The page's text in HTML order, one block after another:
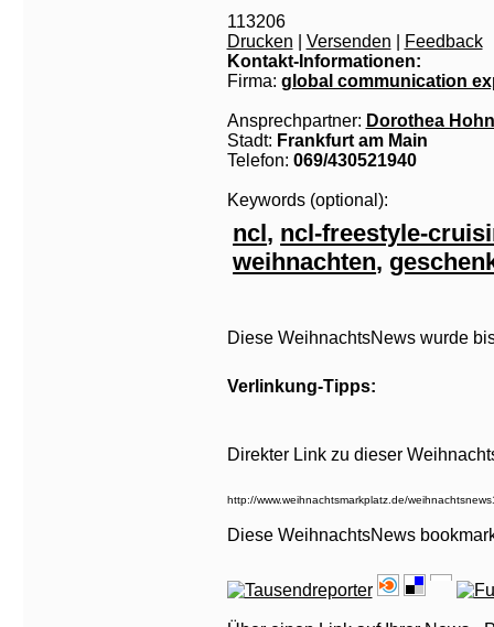
113206
Drucken
Versenden
Feedback
Kontakt-Informationen:
Firma: global communication
Ansprechpartner: Dorothea Hohn
Stadt: Frankfurt am Main
Telefon: 069/430521940
Keywords (optional):
ncl, ncl-freestyle-
weihnachten,
Diese WeihnachtsNews wurde
Verlinkung-Tipps:
Direkter Link zu dieser
Diese WeihnachtsNews